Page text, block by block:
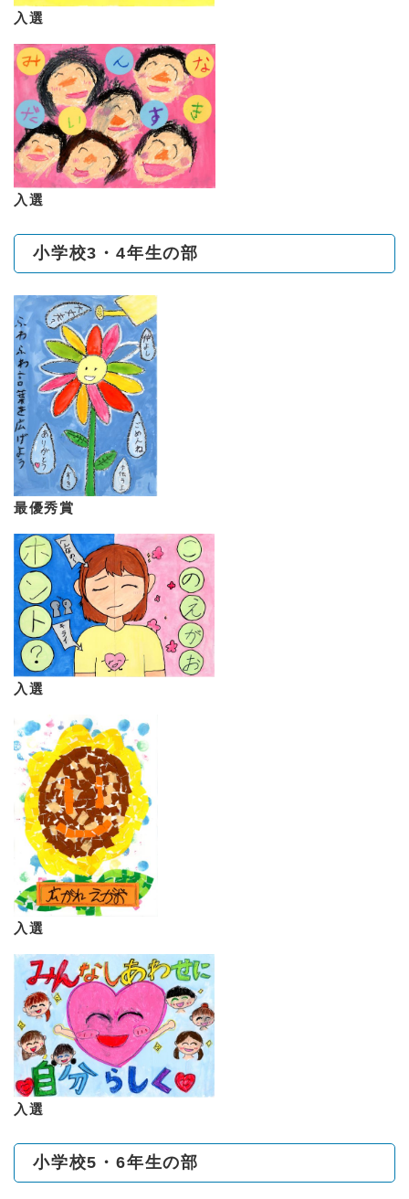
入選
入選
小学校3・4年生の部
最優秀賞
入選
入選
入選
小学校5・6年生の部